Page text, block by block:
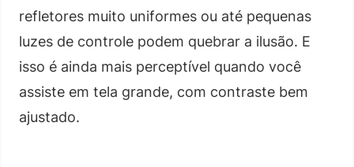
refletores muito uniformes ou até pequenas
luzes de controle podem quebrar a ilusão. E
isso é ainda mais perceptível quando você
assiste em tela grande, com contraste bem
ajustado.